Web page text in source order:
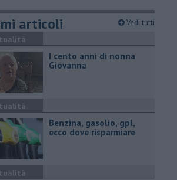
articoli Vedi tutti
I cento anni di nonna
Giovanna
​Benzina, gasolio, gpl,
ecco dove risparmiare